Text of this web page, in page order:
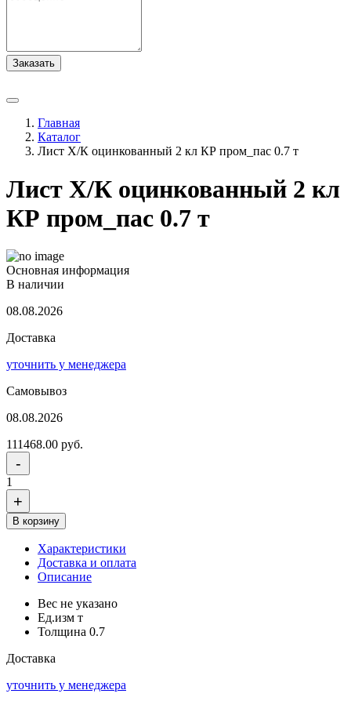
Заказать
Главная
Каталог
Лист Х/К оцинкованный 2 кл КР пром_пас 0.7 т
Лист Х/К оцинкованный 2 кл
КР пром_пас 0.7 т
Основная информация
В наличии
08.08.2026
Доставка
уточнить у менеджера
Самовывоз
08.08.2026
111468.00 руб.
-
1
+
В корзину
Характеристики
Доставка и оплата
Описание
Вес не указано
Ед.изм т
Толщина 0.7
Доставка
уточнить у менеджера